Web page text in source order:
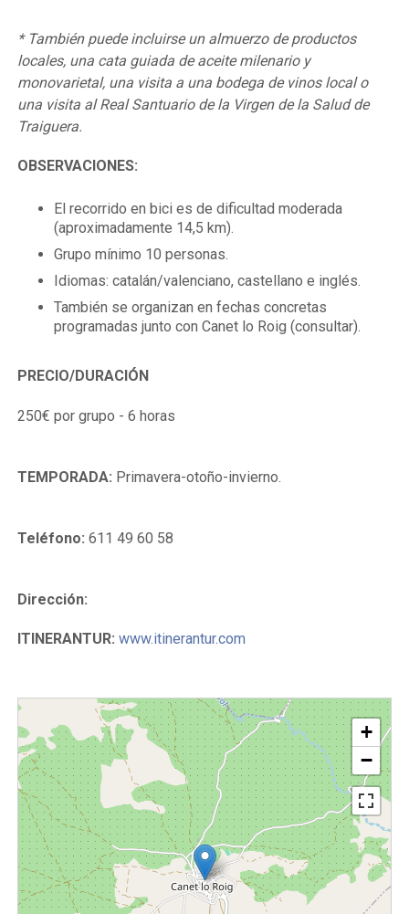
* También puede incluirse un almuerzo de productos
locales, una cata guiada de aceite milenario y
monovarietal, una visita a una bodega de vinos local o
una visita al Real Santuario de la Virgen de la Salud de
Traiguera.
OBSERVACIONES:
El recorrido en bici es de dificultad moderada
(aproximadamente 14,5 km).
Grupo mínimo 10 personas.
Idiomas: catalán/valenciano, castellano e inglés.
También se organizan en fechas concretas
programadas junto con Canet lo Roig (consultar).
PRECIO/DURACIÓN
250€ por grupo - 6 horas
TEMPORADA: Primavera-otoño-invierno.
Teléfono:611 49 60 58
Dirección:
ITINERANTUR:www.itinerantur.com
+
−